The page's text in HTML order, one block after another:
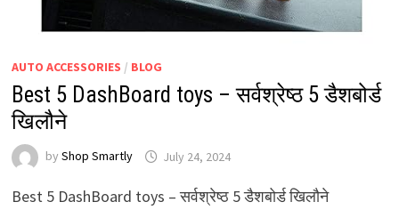
AUTO ACCESSORIES / BLOG
Best 5 DashBoard toys – सर्वश्रेष्ठ 5 डैशबोर्ड
खिलौने
by Shop Smartly July 24, 2024
Best 5 DashBoard toys – सर्वश्रेष्ठ 5 डैशबोर्ड खिलौने